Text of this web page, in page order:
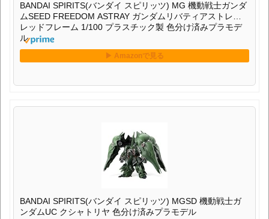
BANDAI SPIRITS(バンダイ スピリッツ) MG 機動戦士ガンダ
ムSEED FREEDOM ASTRAY ガンダムリバティアストレイ
レッドフレーム 1/100 プラスチック製 色分け済みプラモデ
ル
BANDAI SPIRITS(バンダイ スピリッツ) MGSD 機動戦士ガ
ンダムUC クシャトリヤ 色分け済みプラモデル